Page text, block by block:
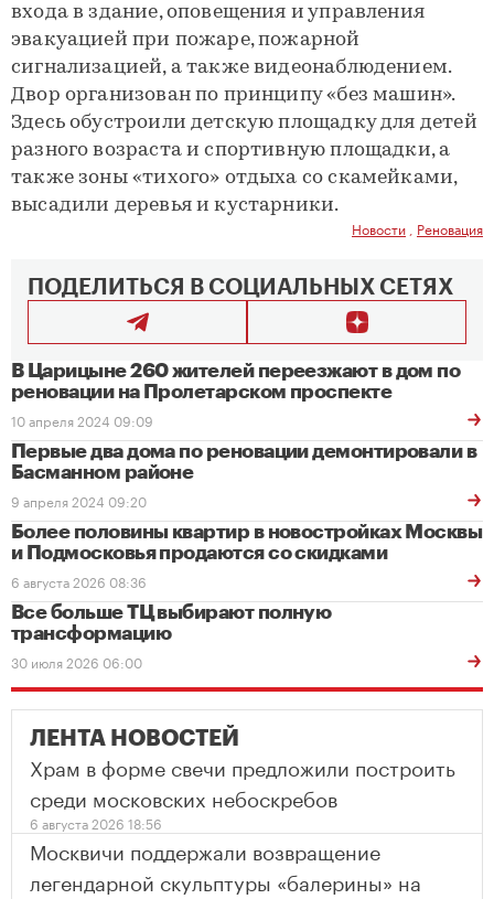
входа в здание, оповещения и управления
эвакуацией при пожаре, пожарной
сигнализацией, а также видеонаблюдением.
Двор организован по принципу «без машин».
Здесь обустроили детскую площадку для детей
разного возраста и спортивную площадки, а
также зоны «тихого» отдыха со скамейками,
высадили деревья и кустарники.
Новости Реновация
ПОДЕЛИТЬСЯ В СОЦИАЛЬНЫХ СЕТЯХ
В Царицыне 260 жителей переезжают в дом по
реновации на Пролетарском проспекте
10 апреля 2024 09:09
Первые два дома по реновации демонтировали в
Басманном районе
9 апреля 2024 09:20
Более половины квартир в новостройках Москвы
и Подмосковья продаются со скидками
6 августа 2026 08:36
Все больше ТЦ выбирают полную
трансформацию
30 июля 2026 06:00
ЛЕНТА НОВОСТЕЙ
Храм в форме свечи предложили построить
среди московских небоскребов
6 августа 2026 18:56
Москвичи поддержали возвращение
легендарной скульптуры «балерины» на